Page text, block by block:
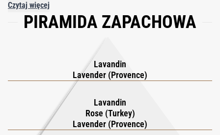
harmonijnym połączeniem francuskiej lawendy, symbolizującej
męską świeżość, i wanilii, nieoczekiwanej i tradycyjnie kobiecej
wciąż inspiruje. Duet lawendowo-waniliowy, delikatnie
akcentowany różą turecką, stopniowo ujawnia wyrafinowany
akord bursztynu z ciepłem styraksu, opoponaksu i piżma. Woda
toaletowa Pour Un Homme de CARON to coś więcej niż tylko
zapach, trwały hołd dla elegancji, w którym świeżość i bogactwo,
tradycja i śmiałość płynnie łączą się, tworząc naprawdę
Czytaj więcej
PIRAMIDA ZAPACHOWA
Lavandin
Lavender (Provence)
Lavandin
Rose (Turkey)
Lavender (Provence)